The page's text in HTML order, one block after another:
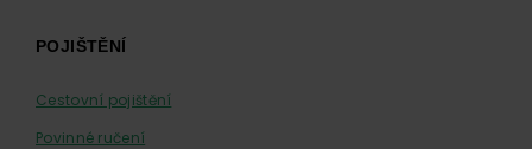
FooterPOJIŠTĚNÍ
Cestovní pojištění
Povinné ručení